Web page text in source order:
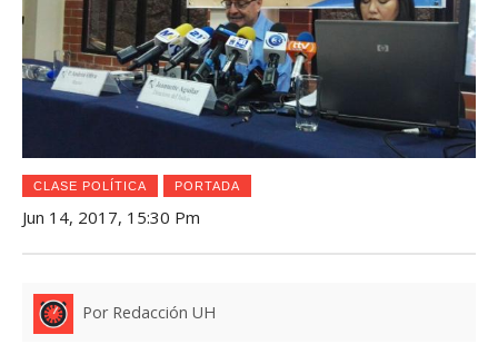
CLASE POLÍTICA PORTADA
Jun 14, 2017, 15:30 Pm
Por Redacción UH